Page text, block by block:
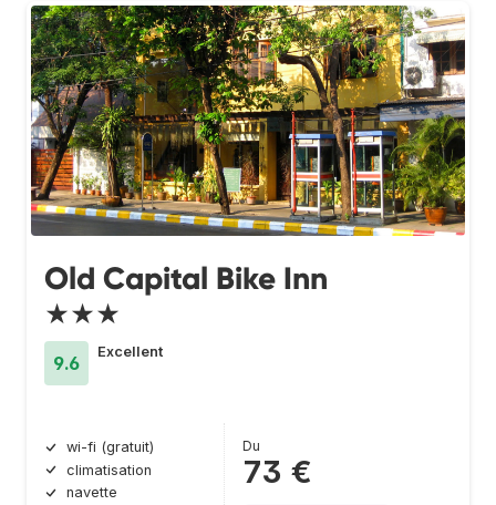
Old Capital Bike Inn
★★★
9.6
Excellent
wi-fi (gratuit)
climatisation
navette
Du
73 €